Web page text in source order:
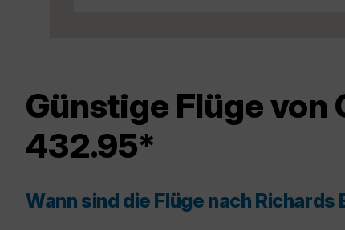
Günstige Flüge von
432.95*
Wann sind die Flüge nach